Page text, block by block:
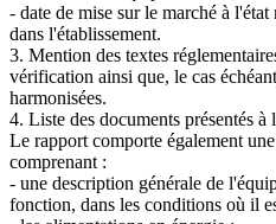
- date de mise sur le marché à
dans l'établissement.
3. Mention des textes
vérification ainsi que, le cas
harmonisées.
4. Liste des documents présentés à
Le rapport comporte également
comprenant :
- une description générale de
fonction, dans les conditions où il